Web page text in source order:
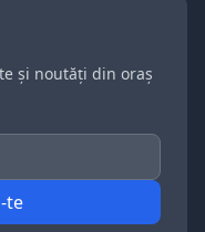
și noutăți din oraș
te